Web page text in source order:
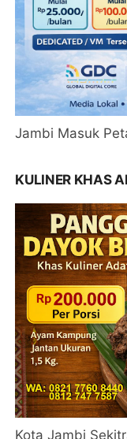
Jambi Masuk
KULINER KHAS
Kota Jambi